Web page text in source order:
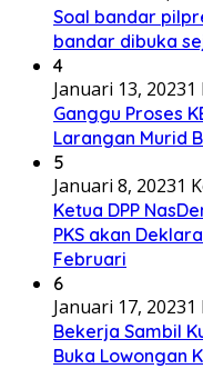
Soal bandar
bandar dibuka
4
Januari 13, 20231
Ganggu Proses
Larangan Murid
5
Januari 8, 20231
Ketua DPP
PKS akan
Februari
6
Januari 17, 20231
Bekerja Sambil
Buka Lowongan